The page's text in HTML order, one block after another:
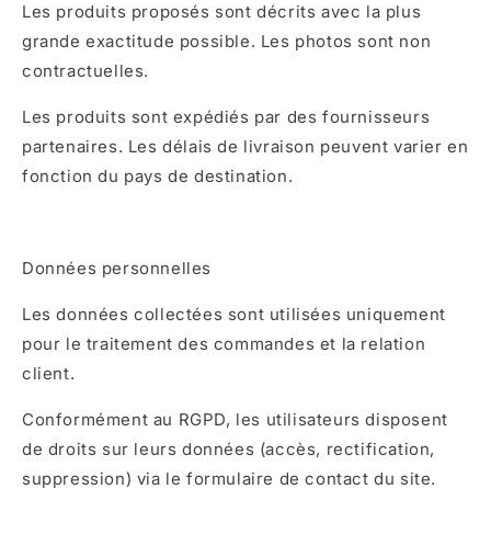
Les produits proposés sont décrits avec la plus
grande exactitude possible. Les photos sont non
contractuelles.
Les produits sont expédiés par des fournisseurs
partenaires. Les délais de livraison peuvent varier en
fonction du pays de destination.
Données personnelles
Les données collectées sont utilisées uniquement
pour le traitement des commandes et la relation
client.
Conformément au RGPD, les utilisateurs disposent
de droits sur leurs données (accès, rectification,
suppression) via le formulaire de contact du site.